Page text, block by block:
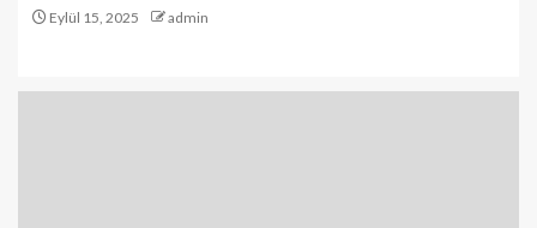
Eylül 15, 2025 admin